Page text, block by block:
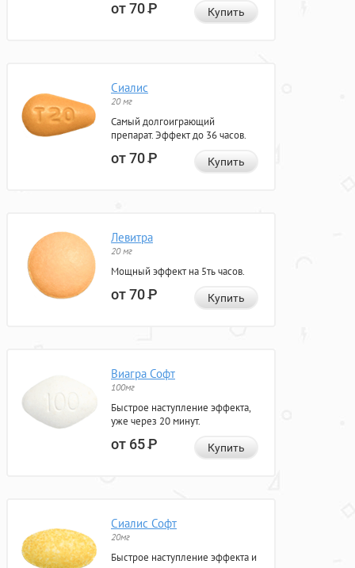
от 70Р Купить
Сиалис
20 мг
Самый долгоиграющий
препарат. Эффект до 36 часов.
от 70Р Купить
Левитра
20 мг
Мощный эффект на 5ть часов.
от 70Р Купить
Виагра Софт
100мг
Быстрое наступление эффекта,
уже через 20 минут.
от 65Р Купить
Сиалис Софт
20мг
Быстрое наступление эффекта и